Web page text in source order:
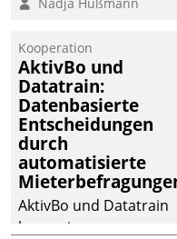
digitalen Cockpit, das
passende Fragen und
Schlagworte auswirft.
Eine intuitive
Dialogführung
dem externen
Serviceteam, Anrufe von
Mietenden zügiger und
effizienter zu
Kooperation
AktivBo und
Datatrain:
Datenbasierte
Entscheidungen
durch
automatisierte
AktivBo und Datatrain
kooperieren –